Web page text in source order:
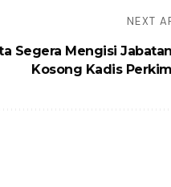
NEXT
Segera Mengisi Jabatan
Kosong Kadis Perkim